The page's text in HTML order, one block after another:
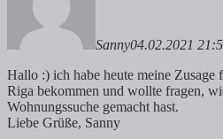
Sanny04.02.2021
Hallo :) ich habe heute meine Zusage
Riga bekommen und wollte fragen,
Wohnungssuche gemacht hast.
Liebe Grüße, Sanny